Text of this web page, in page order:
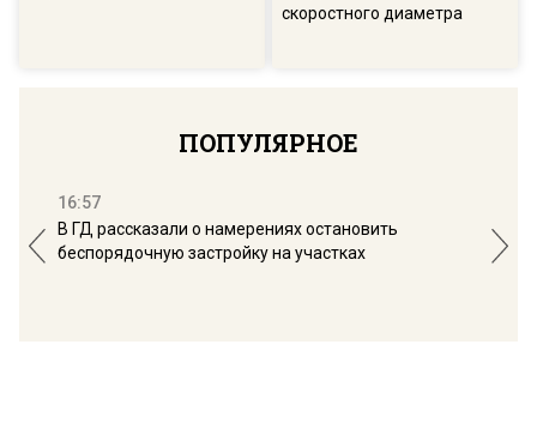
скоростного диаметра
ПОПУЛЯРНОЕ
16:57
В ГД рассказали о намерениях остановить
беспорядочную застройку на участках